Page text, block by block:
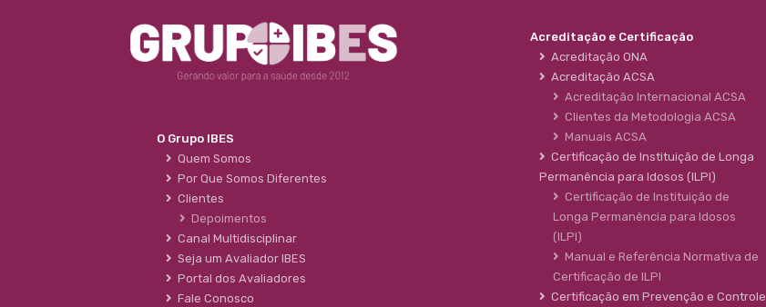
O Grupo IBES
Quem Somos
Por Que Somos Diferentes
Clientes
Depoimentos
Canal Multidisciplinar
Seja um Avaliador IBES
Portal dos Avaliadores
Fale Conosco
Acreditação e Certificação
Acreditação ONA
Acreditação ACSA
Acreditação Internacional ACSA
Clientes da Metodologia ACSA
Manuais ACSA
Certificação de Instituição de Longa
Permanência para Idosos (ILPI)
Certificação de Instituição de
Longa Permanência para Idosos
(ILPI)
Manual e Referência Normativa de
Certificação de ILPI
Certificação em Prevenção e Controle